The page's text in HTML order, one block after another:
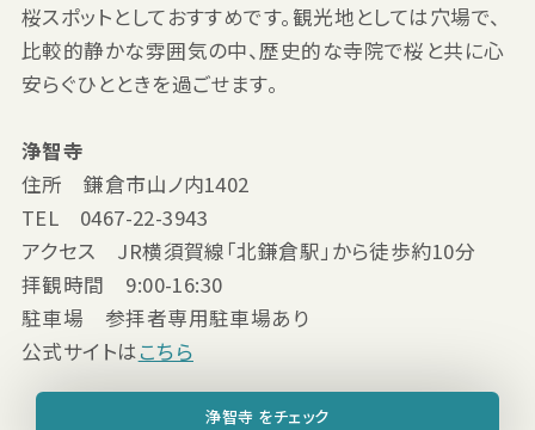
桜スポットとしておすすめです。観光地としては穴場で、
比較的静かな雰囲気の中、歴史的な寺院で桜と共に心
安らぐひとときを過ごせます。
浄智寺
住所 鎌倉市山ノ内1402
TEL 0467-22-3943
アクセス JR横須賀線「北鎌倉駅」から徒歩約10分
拝観時間 9:00-16:30
駐車場 参拝者専用駐車場あり
公式サイトはこちら
浄智寺 をチェック